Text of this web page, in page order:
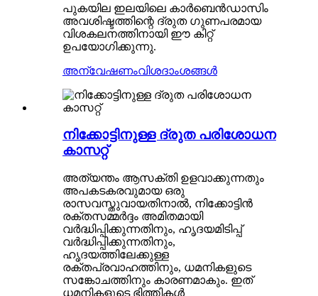
പുകയില ഇലയിലെ കാർബെൻഡാസിം
അവശിഷ്ടത്തിന്റെ ദ്രുത ഗുണപരമായ
വിശകലനത്തിനായി ഈ കിറ്റ്
ഉപയോഗിക്കുന്നു.
അന്വേഷണംവിശദാംശങ്ങൾ
നിക്കോട്ടിനുള്ള ദ്രുത പരിശോധന
കാസറ്റ്
അത്യന്തം ആസക്തി ഉളവാക്കുന്നതും
അപകടകരവുമായ ഒരു
രാസവസ്തുവായതിനാൽ, നിക്കോട്ടിൻ
രക്തസമ്മർദ്ദം അമിതമായി
വർദ്ധിപ്പിക്കുന്നതിനും, ഹൃദയമിടിപ്പ്
വർദ്ധിപ്പിക്കുന്നതിനും,
ഹൃദയത്തിലേക്കുള്ള
രക്തപ്രവാഹത്തിനും, ധമനികളുടെ
സങ്കോചത്തിനും കാരണമാകും. ഇത്
ധമനികളുടെ ഭിത്തികൾ